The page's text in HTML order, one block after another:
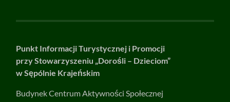
Punkt Informacji Turystycznej i Promocji
przy Stowarzyszeniu „Dorośli – Dzieciom”
w Sępólnie Krajeńskim
Budynek Centrum Aktywności Społecznej